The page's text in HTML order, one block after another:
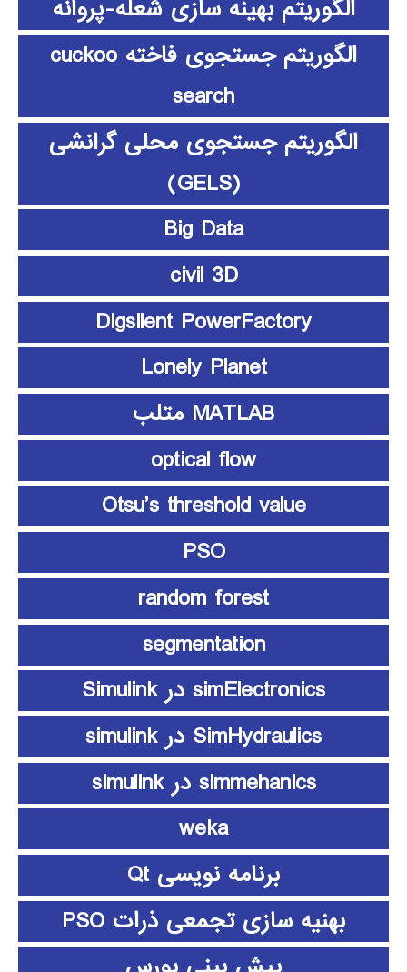
الگوریتم بهینه سازی شعله-پروانه
الگوریتم جستجوی فاخته cuckoo
search
الگوریتم جستجوی محلی گرانشی
(GELS)
Big Data
civil 3D
Digsilent PowerFactory
Lonely Planet
MATLAB متلب
optical flow
Otsu’s threshold value
PSO
random forest
segmentation
simElectronics در Simulink
SimHydraulics در simulink
simmehanics در simulink
weka
برنامه نویسی Qt
بهنیه سازی تجمعی ذرات PSO